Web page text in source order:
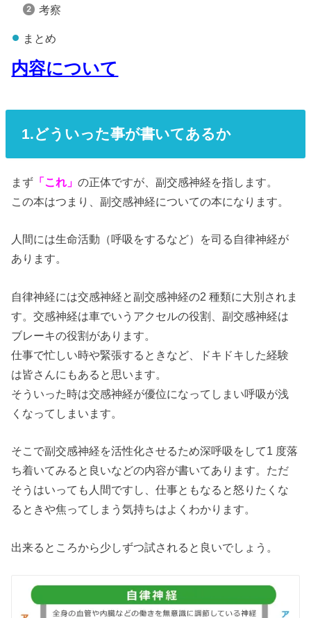
考察
まとめ
内容について
1.どういった事が書いてあるか
まず 「これ」の正体ですが、副交感神経を指します。
この本はつまり、副交感神経についての本になります。
人間には生命活動（呼吸をするなど）を司る自律神経が
あります。
自律神経には交感神経と副交感神経の2 種類に大別されま
す。交感神経は車でいうアクセルの役割、副交感神経は
ブレーキの役割があります。
仕事で忙しい時や緊張するときなど、ドキドキした経験
は皆さんにもあると思います。
そういった時は交感神経が優位になってしまい呼吸が浅
くなってしまいます。
そこで副交感神経を活性化させるため深呼吸をして1 度落
ち着いてみると良いなどの内容が書いてあります。ただ
そうはいっても人間ですし、仕事ともなると怒りたくな
るときや焦ってしまう気持ちはよくわかります。
出来るところから少しずつ試されると良いでしょう。